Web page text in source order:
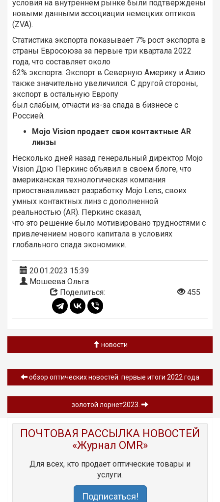
условия на внутреннем рынке были подтверждены
новыми данными ассоциации немецких оптиков
(ZVA).
Статистика экспорта показывает 7% рост экспорта в
страны Евроcоюза за первые три квартала 2022
года, что составляет около
62% экспорта. Экспорт в Северную Америку и Азию
также значительно увеличился. С другой стороны,
экспорт в остальную Европу
был слабым, отчасти из-за спада в бизнесе с
Россией.
Mojo Vision продает свои контактные AR
линзы
Несколько дней назад генеральный директор Mojo
Vision Дрю Перкинс объявил в своем блоге, что
американская технологическая компания
приостанавливает разработку Mojo Lens, своих
умных контактных линз с дополненной
реальностью (AR). Перкинс сказал,
что это решение было мотивировано трудностями с
привлечением нового капитала в условиях
глобального спада экономики.
20.01.2023 15:39
Мошеева Ольга
Поделиться:
455
новости
обзор оптических новостей: первые итоги 2022 года
золотой лорнет2023.
ПОЧТОВАЯ РАССЫЛКА НОВОСТЕЙ
«Журнал OMR»
Для всех, кто продает оптические товары и
услуги.
Подписаться!